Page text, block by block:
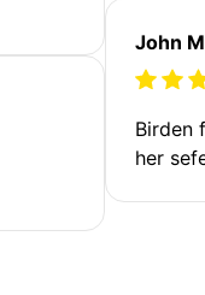
John M
Birden
her